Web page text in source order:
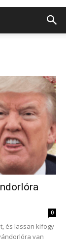
0
és lassan kifogy
van